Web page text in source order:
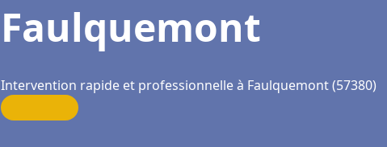
Faulquemont
Intervention rapide et professionnelle à Faulquemont (57380)